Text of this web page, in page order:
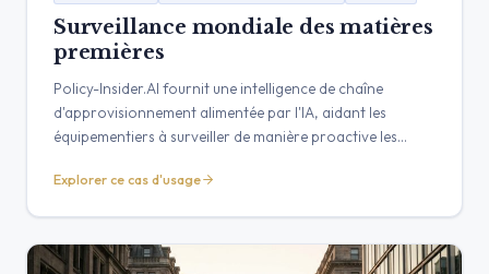
Surveillance mondiale des matières
premières
Policy-Insider.AI fournit une intelligence de chaîne
d'approvisionnement alimentée par l'IA, aidant les
équipementiers à surveiller de manière proactive les
mondiaux en informations vérifiées et exploitables sur les
Explorer ce cas d'usage